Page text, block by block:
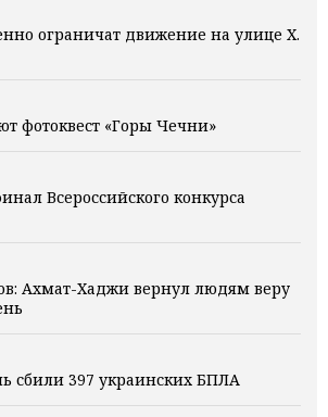
ограничат движение на улице Х.
фотоквест «Горы Чечни»
Всероссийского конкурса
Ахмат-Хаджи вернул людям веру
сбили 397 украинских БПЛА